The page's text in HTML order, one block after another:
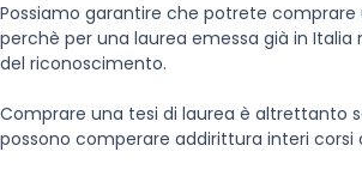
Possiamo garantire che potrete comprare
perchè per una laurea emessa già in Italia
del riconoscimento.
Comprare una tesi di laurea è altrettanto
possono comperare addirittura interi corsi